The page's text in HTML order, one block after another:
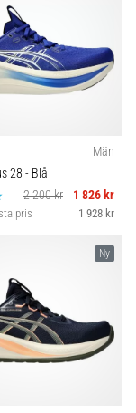
Män
28 - Blå
2 200 kr
1 826 kr
pris 1 928 kr
Ny